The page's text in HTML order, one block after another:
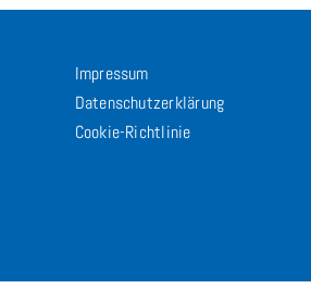
Impressum
Datenschutzerklärung
Cookie-Richtlinie